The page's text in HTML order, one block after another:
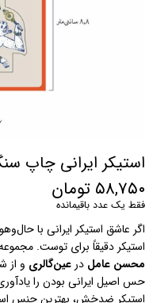
استیکر ایرانی چاپ
۵۸,۷۵۰ تومان
فقط یک عدد باقیمانده
استیکر دقیقاً برای توست.
محسن عامل در عین‌گالری